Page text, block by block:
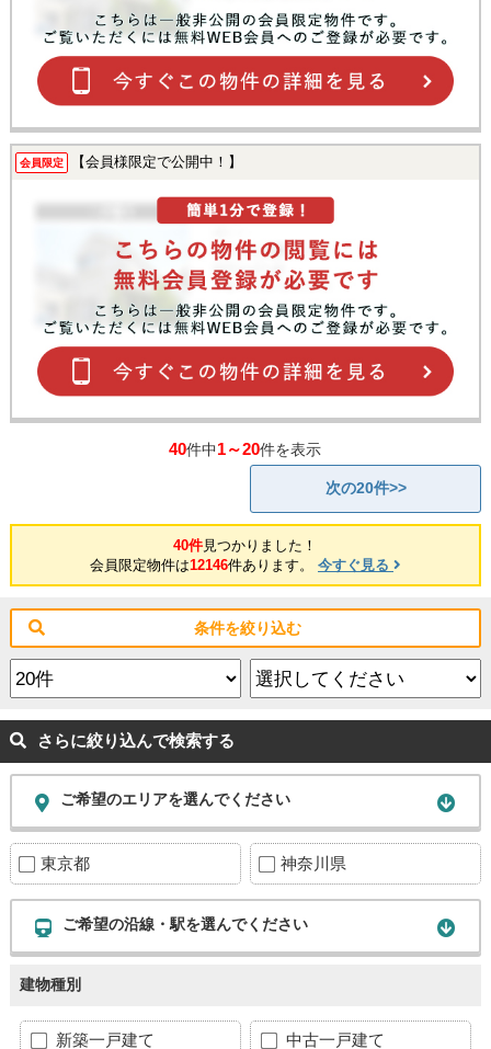
会員限定 【会員様限定で公開中！】
40件中1～20件を表示
次の20件>>
40件見つかりました！
会員限定物件は12146件あります。 今すぐ見る
条件を絞り込む
さらに絞り込んで検索する
ご希望のエリアを選んでください
東京都 神奈川県
ご希望の沿線・駅を選んでください
建物種別
新築一戸建て 中古一戸建て